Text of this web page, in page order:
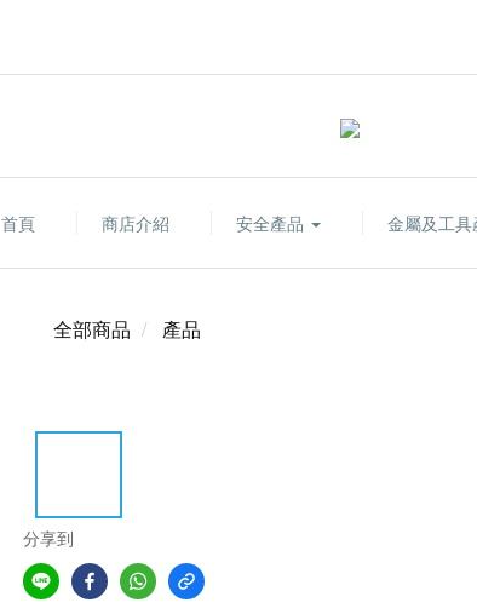
首頁 商店介紹 安全產品 金屬及工具
全部商品 產品
分享到